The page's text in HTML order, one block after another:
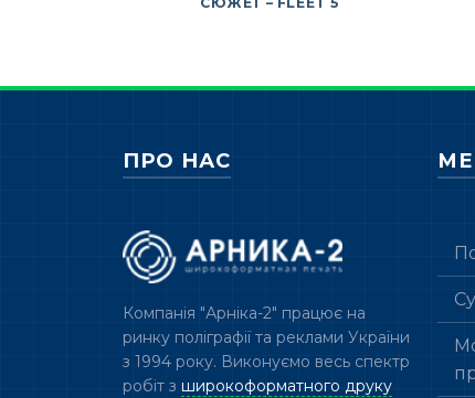
ПРО НАС
Компанія "Арніка-2" працює на
ринку поліграфії та реклами України
з 1994 року. Виконуємо весь спектр
робіт з широкоформатного друку